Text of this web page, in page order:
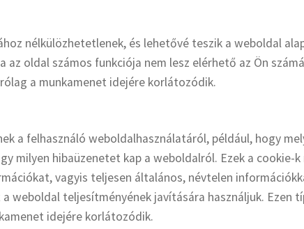
nélkülözhetetlenek, és lehetővé teszik a weboldal
az oldal számos funkciója nem lesz elérhető az Ön
a munkamenet idejére korlátozódik.
a felhasználó weboldalhasználatáról, például, hogy
milyen hibaüzenetet kap a weboldalról. Ezek a cookie-k
vagyis teljesen általános, névtelen
weboldal teljesítményének javítására használjuk. Ezen
idejére korlátozódik.